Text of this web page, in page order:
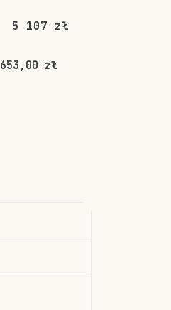
5 107 zł
653,00 zł